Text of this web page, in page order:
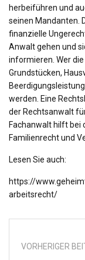
herbeiführen und
seinen Mandanten.
finanzielle
Anwalt gehen und
informieren. Wer
Grundstücken,
werden. Eine
der Rechtsanwalt
Fachanwalt hilft bei
Familienrecht und
Lesen Sie auch:
https://
arbeitsrecht/
VORHERIGER